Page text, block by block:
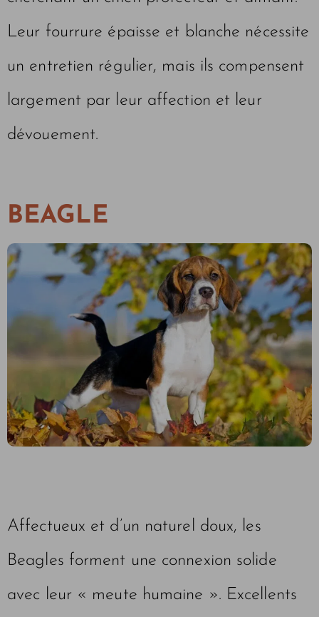
Leur fourrure épaisse et blanche nécessite
un entretien régulier, mais ils compensent
largement par leur affection et leur
dévouement.
BEAGLE
Affectueux et d’un naturel doux, les
Beagles forment une connexion solide
avec leur « meute humaine ». Excellents